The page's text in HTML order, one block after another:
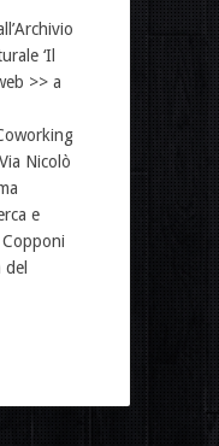
‘Il
>> a
Nicolò
e